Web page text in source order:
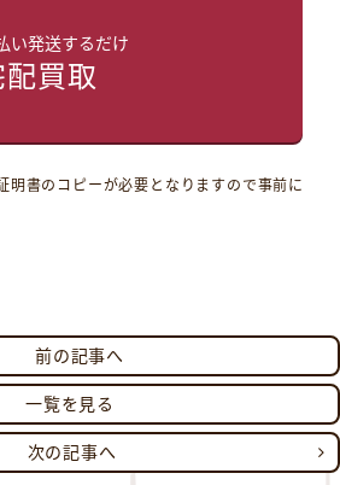
い発送するだけ
配買取
明書のコピーが必要となりますので事前に
前の記事へ
一覧を見る
次の記事へ